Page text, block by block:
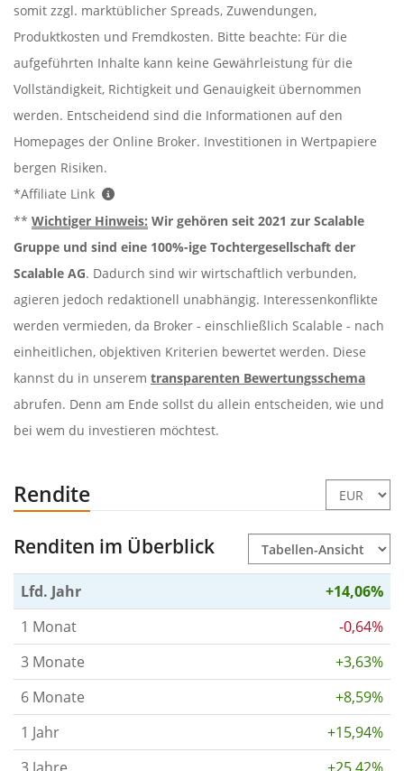
somit zzgl. marktüblicher Spreads, Zuwendungen,
Produktkosten und Fremdkosten. Bitte beachte: Für die
aufgeführten Inhalte kann keine Gewährleistung für die
Vollständigkeit, Richtigkeit und Genauigkeit übernommen
werden. Entscheidend sind die Informationen auf den
Homepages der Online Broker. Investitionen in Wertpapiere
bergen Risiken.
*Affiliate Link
** Wichtiger Hinweis: Wir gehören seit 2021 zur Scalable
Gruppe und sind eine 100%-ige Tochtergesellschaft der
Scalable AG. Dadurch sind wir wirtschaftlich verbunden,
agieren jedoch redaktionell unabhängig. Interessenkonflikte
werden vermieden, da Broker - einschließlich Scalable - nach
einheitlichen, objektiven Kriterien bewertet werden. Diese
kannst du in unserem transparenten Bewertungsschema
abrufen. Denn am Ende sollst du allein entscheiden, wie und
bei wem du investieren möchtest.
Rendite
Renditen im Überblick
Lfd. Jahr
+14,06%
1 Monat
-0,64%
3 Monate
+3,63%
6 Monate
+8,59%
1 Jahr
+15,94%